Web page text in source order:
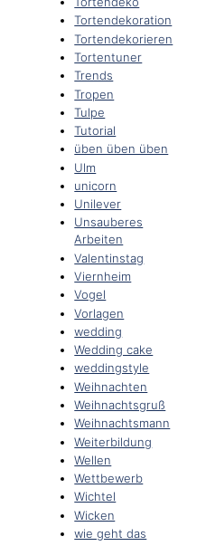
Tortendekoration
Tortendekorieren
Tortentuner
Trends
Tropen
Tulpe
Tutorial
üben üben üben
Ulm
unicorn
Unilever
Unsauberes
Arbeiten
Valentinstag
Viernheim
Vogel
Vorlagen
wedding
Wedding cake
weddingstyle
Weihnachten
Weihnachtsgruß
Weihnachtsmann
Weiterbildung
Wellen
Wettbewerb
Wichtel
Wicken
wie geht das